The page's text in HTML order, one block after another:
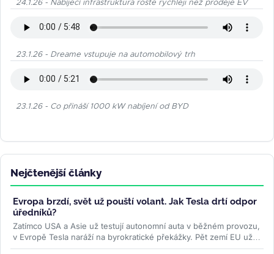
24.1.26 - Nabíjecí infrastruktura roste rychleji než prodeje EV
23.1.26 - Dreame vstupuje na automobilový trh
23.1.26 - Co přináší 1000 kW nabíjení od BYD
Nejčtenější články
Evropa brzdí, svět už pouští volant. Jak Tesla drtí odpor
úředníků?
Zatímco USA a Asie už testují autonomní auta v běžném provozu,
v Evropě Tesla naráží na byrokratické překážky. Pět zemí EU už
ale...>>